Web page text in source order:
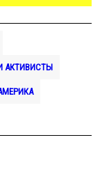
АКТИВИСТЫ